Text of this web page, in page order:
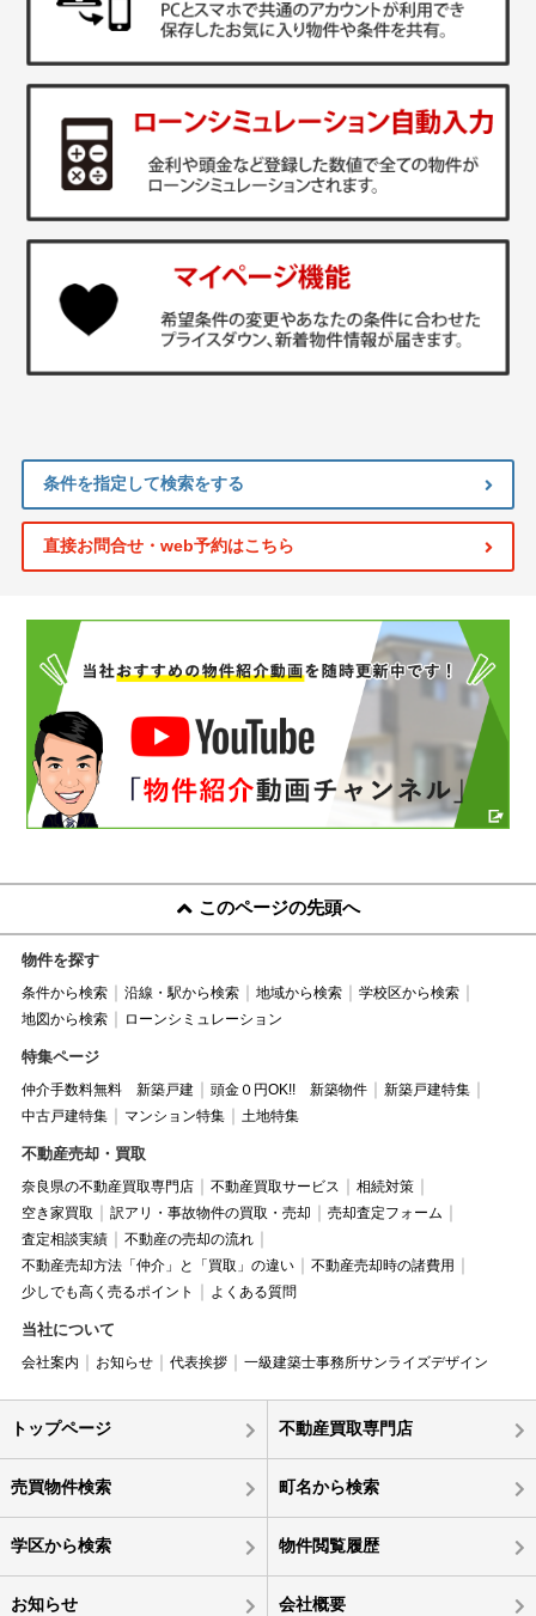
条件を指定して検索をする
直接お問合せ・web予約はこちら
このページの先頭へ
物件を探す
条件から検索 沿線・駅から検索 地域から検索
学校区から検索
地図から検索
ローンシミュレーション
特集ページ
仲介手数料無料 新築戸建 頭金０円OK!! 新築物件
新築戸建特集
中古戸建特集
マンション特集 土地特集
不動産売却・買取
奈良県の不動産買取専門店 不動産買取サービス
相続対策
空き家買取
訳アリ・事故物件の買取・売却
売却査定フォーム
査定相談実績
不動産の売却の流れ
不動産売却方法「仲介」と「買取」の違い
不動産売却時の諸費用
少しでも高く売るポイント
よくある質問
当社について
会社案内 お知らせ 代表挨拶 一級建築士事務所サンライズデザイン
トップページ 不動産買取専門店
売買物件検索 町名から検索
学区から検索 物件閲覧履歴
お知らせ 会社概要